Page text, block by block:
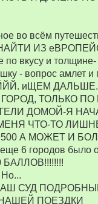
во всём
ИЗ
по вкусу и
- вопрос амлет и
иЩЕМ ДАЛЬШЕ.
ГОРОД, ТОЛЬКО
ДОМОЙ-Я
ЧТО-ТО
А МОЖЕТ И
6 городов
Но...
СУД
ПОЕЗДКИ